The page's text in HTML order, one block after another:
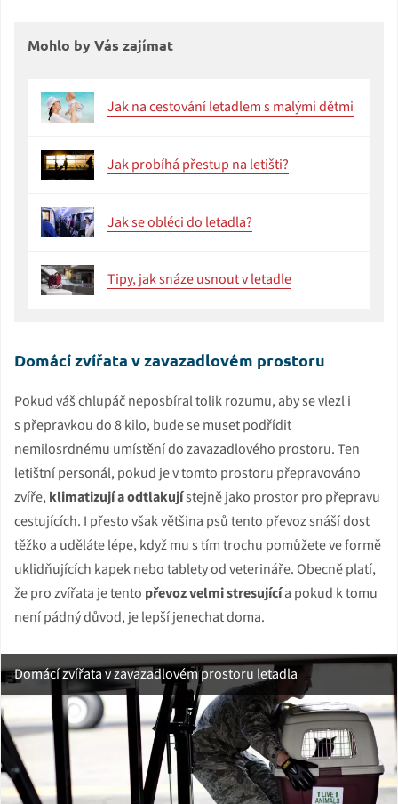
Mohlo by Vás zajímat
Jak na cestování letadlem s malými dětmi
Jak probíhá přestup na letišti?
Jak se obléci do letadla?
Tipy, jak snáze usnout v letadle
Domácí zvířata v zavazadlovém prostoru
Pokud váš chlupáč neposbíral tolik rozumu, aby se vlezl i
s přepravkou do 8 kilo, bude se muset podřídit
nemilosrdnému umístění do zavazadlového prostoru. Ten
letištní personál, pokud je v tomto prostoru přepravováno
zvíře, klimatizují a odtlakujístejně jako prostor pro přepravu
cestujících. I přesto však většina psů tento převoz snáší dost
těžko a uděláte lépe, když mu s tím trochu pomůžete ve formě
uklidňujících kapek nebo tablety od veterináře. Obecně platí,
že pro zvířata je tento převoz velmi stresujícía pokud k tomu
není pádný důvod, je lepší jenechat doma.
Domácí zvířata v zavazadlovém prostoru letadla